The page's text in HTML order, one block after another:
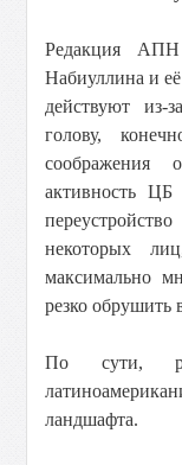
Редакция
Набиуллина и
действуют
голову,
соображения
активность ЦБ
некоторых
максимально
резко обрушить
По сути,
ландшафта.